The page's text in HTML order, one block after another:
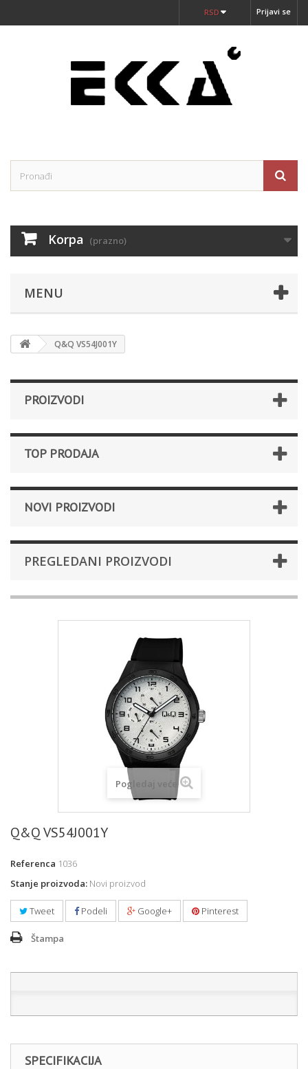
Prijavi se
RSD
Korpa (prazno)
MENU
Q&Q VS54J001Y
PROIZVODI
TOP PRODAJA
NOVI PROIZVODI
PREGLEDANI PROIZVODI
Pogledaj veće
Q&Q VS54J001Y
Referenca 1036
Stanje proizvoda: Novi proizvod
Tweet Podeli Google+ Pinterest
Štampa
SPECIFIKACIJA